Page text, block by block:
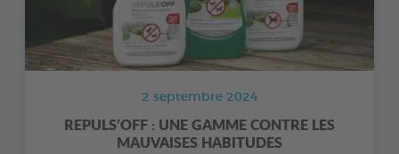
2 septembre 2024
REPULS’OFF : UNE GAMME CONTRE LES
MAUVAISES HABITUDES